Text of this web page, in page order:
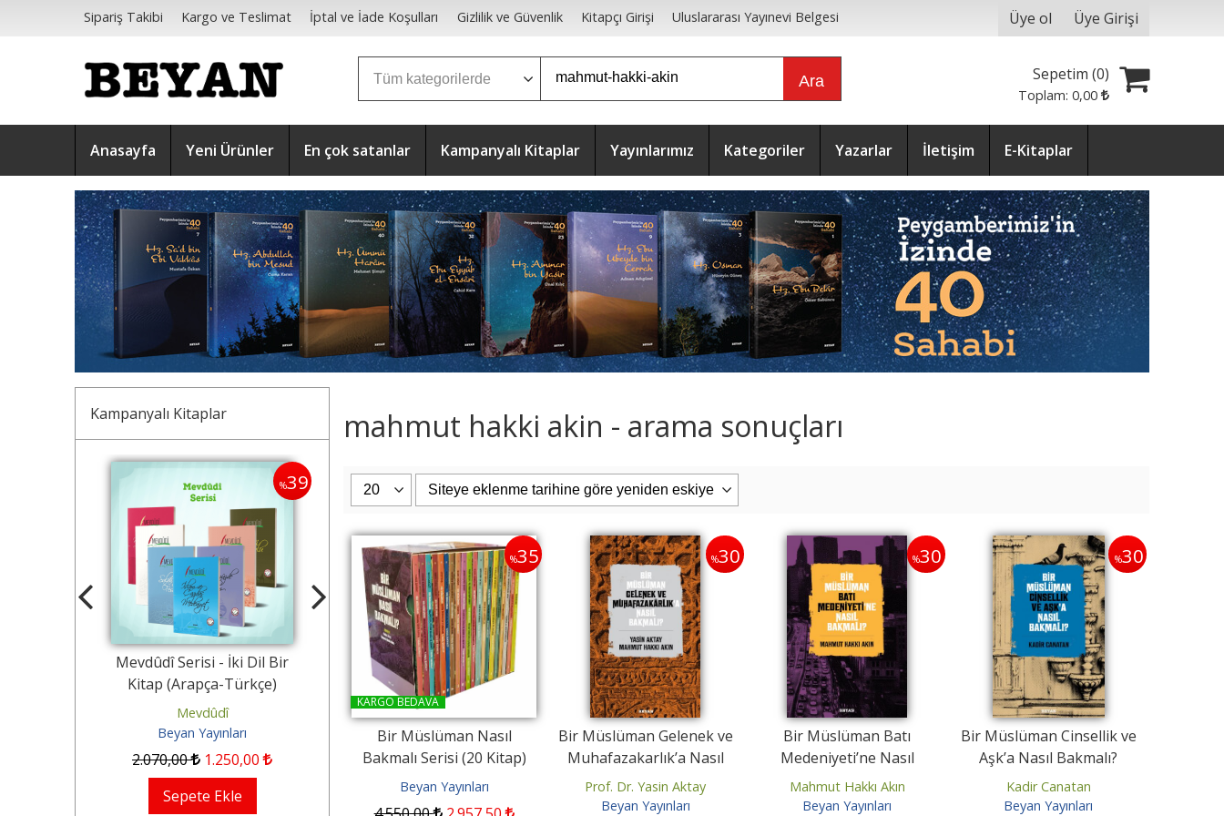
Sipariş Takibi Kargo ve Teslimat İptal ve İade Koşulları Gizlilik ve Güvenlik Kitapçı Girişi Uluslararası Yayınevi Belgesi Üye ol Üye Girişi
Ara Sepetim (0)
Toplam:0,00
Anasayfa Yeni Ürünler En çok satanlar Kampanyalı Kitaplar Yayınlarımız Kategoriler Yazarlar İletişim E-Kitaplar
Kampanyalı Kitaplar
%39
Mevdûdî Serisi - İki Dil Bir
Kitap (Arapça-Türkçe)
Mevdûdî
Beyan Yayınları
2.070,00 1.250,00
Sepete Ekle
%40
Seyyid Kutub Serisi - İki Dil Bir
Kitap (Arapça-Türkçe)
Seyyid Kutub
Beyan Yayınları
1.000,00 600 ,00
Sepete Ekle
% 40
Hasan El-Benna Serisi - İki Dil
Bir Kitap (Arapça-Türkçe)
Hasan El-Benna
Beyan Yayınları
2.360,00 1.400 ,00
Sepete Ekle
Ömer Seyfettin Hikayeler Set
(12 Kitap)
Ömer Seyfettin
Beyan Yayınları
1.440,00 936,00
Sepete Ekle
Selahaddin Eyyubi
Sempozyumu
Ahmet Aktaş
Beyan Yayınları
3.500,00 1.675
Sepete Ekle
mahmut hakki akin - arama sonuçları
%35
KARGO BEDAVA
Bir Müslüman Nasıl
Bakmalı Serisi (20 Kitap)
Beyan Yayınları
%30
Bir Müslüman Gelenek ve
Muhafazakarlık’a Nasıl
Bakmalı?
Prof. Dr. Yasin Aktay
Beyan Yayınları
%30
Bir Müslüman Batı
Medeniyeti’ne Nasıl
Bakmalı?
Mahmut Hakkı Akın
Beyan Yayınları
%30
Bir Müslüman Cinsellik ve
Aşk’a Nasıl Bakmalı?
Kadir Canatan
Beyan Yayınları